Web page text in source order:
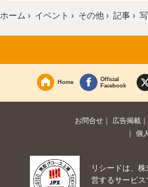
ホーム › イベント › その他 › 記事 ›
Home
Official
Facebook
お問合せ 広告掲載
個
リシードは、
営するサービス